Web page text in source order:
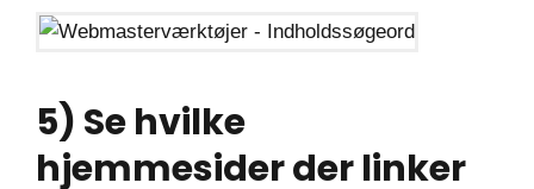
5) Se hvilke
hjemmesider der linker